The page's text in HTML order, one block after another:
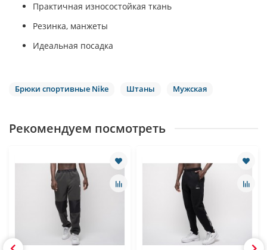
Практичная износостойкая ткань
Резинка, манжеты
Идеальная посадка
Брюки спортивные Nike Штаны Мужская
Рекомендуем посмотреть